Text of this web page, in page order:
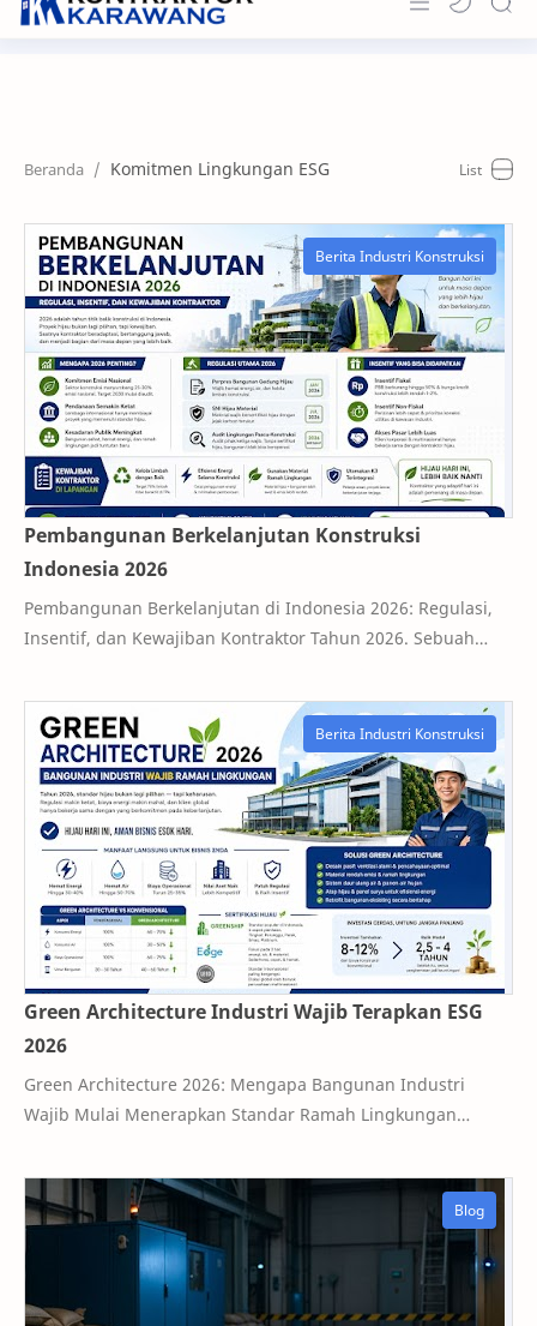
Portfolio
News & Info
Contact
Komitmen Lingkungan ESG
Pembangunan Berkelanjutan Konstruksi
Indonesia 2026
Pembangunan Berkelanjutan di Indonesia 2026: Regulasi,
Insentif, dan Kewajiban Kontraktor Tahun 2026. Sebuah
Green Architecture Industri Wajib Terapkan ESG
2026
Green Architecture 2026: Mengapa Bangunan Industri
Wajib Mulai Menerapkan Standar Ramah Lingkungan